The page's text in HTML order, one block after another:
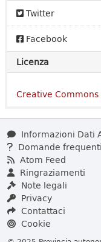
Twitter
Facebook
Licenza
Creative Commons
Informazioni Dati
Domande frequenti
Atom Feed
Ringraziamenti
Note legali
Privacy
Contattaci
Cookie